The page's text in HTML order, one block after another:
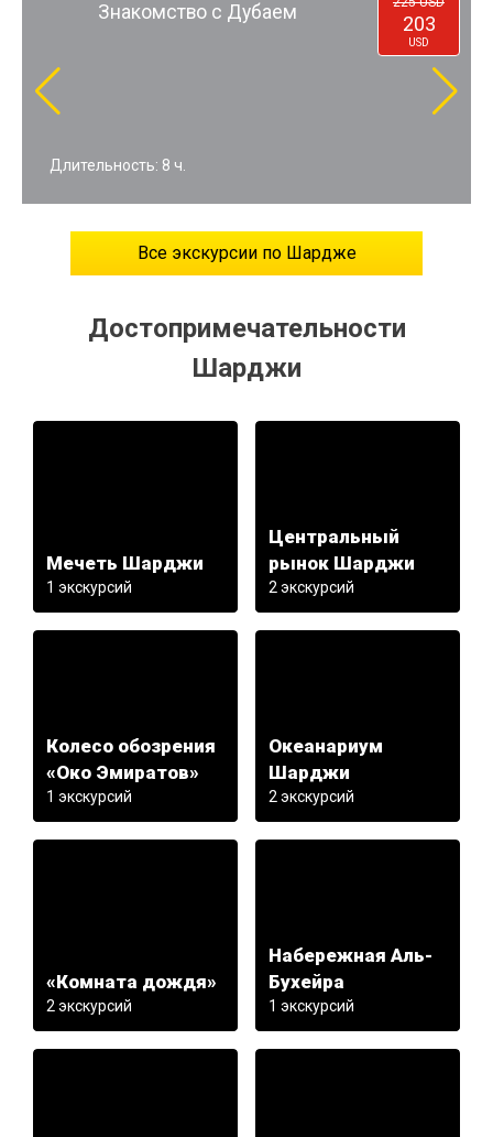
Ужин и вечернее шоу на
Длительность: 2 ч.
70
USD
Все экскурсии по Шардже
Достопримечательности
Шарджи
Мечеть Шарджи
1 экскурсий
Центральный
рынок Шарджи
2 экскурсий
Колесо обозрения
«Око Эмиратов»
1 экскурсий
Океанариум
Шарджи
2 экскурсий
«Комната дождя»
2 экскурсий
Набережная Аль-
Бухейра
1 экскурсий